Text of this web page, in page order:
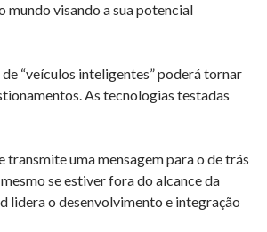
mundo visando a sua potencial
“veículos inteligentes” poderá tornar
As tecnologias testadas
uma mensagem para o de trás
se estiver fora do alcance da
lidera o desenvolvimento e integração